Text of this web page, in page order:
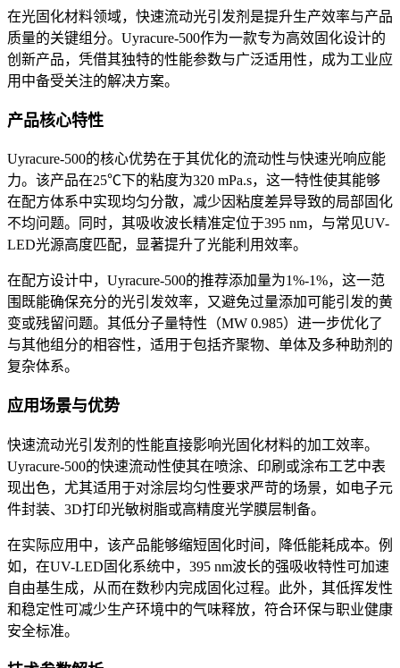
在光固化材料领域，快速流动光引发剂是提升生产效率与产品
质量的关键组分。 Uyracure-500作为一款专为高效固化设计的
创新产品，凭借其独特的性能参数与广泛适用性，成为工业应
用中备受关注的解决方案。
产品核心特性
Uyracure-500的核心优势在于其优化的流动性与快速光响应能
力。该产品在25℃ 下的粘度为320 mPa.s，这一特性使其能够
在配方体系中实现均匀分散，减少因粘度差异导致的局部固化
不均问题。同时，其吸收波长精准定位于395 nm，与常见UV-
LED光源高度匹配，显著提升了光能利用效率。
在配方设计中， Uyracure-500的推荐添加量为1%-1%，这一范
围既能确保充分的光引发效率，又避免过量添加可能引发的黄
变或残留问题。其低分子量特性（MW 0.985）进一步优化了
与其他组分的相容性，适用于包括齐聚物、单体及多种助剂的
复杂体系。
应用场景与优势
快速流动光引发剂的性能直接影响光固化材料的加工效率。
Uyracure-500的快速流动性使其在喷涂、印刷或涂布工艺中表
现出色，尤其适用于对涂层均匀性要求严苛的场景，如电子元
件封装、 3D打印光敏树脂或高精度光学膜层制备。
在实际应用中，该产品能够缩短固化时间，降低能耗成本。例
如，在UV-LED 固化系统中， 395 nm波长的强吸收特性可加速
自由基生成，从而在数秒内完成固化过程。此外，其低挥发性
和稳定性可减少生产环境中的气味释放，符合环保与职业健康
安全标准。